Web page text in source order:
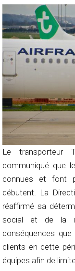
Le transporteur
communiqué que
connues et font
débutent. La
réaffirmé sa
social et de la
conséquences
clients en cette
équipes afin de